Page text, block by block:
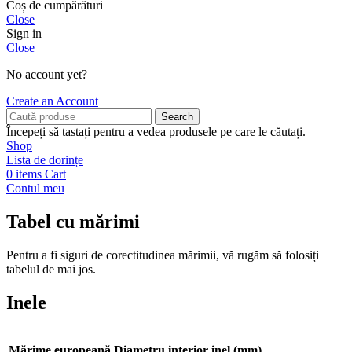
Coș de cumpărături
Close
Sign in
Close
No account yet?
Create an Account
Search
Începeți să tastați pentru a vedea produsele pe care le căutați.
Shop
Lista de dorințe
0 items Cart
Contul meu
Tabel cu mărimi
Pentru a fi siguri de corectitudinea mărimii, vă rugăm să folosiți
tabelul de mai jos.
Inele